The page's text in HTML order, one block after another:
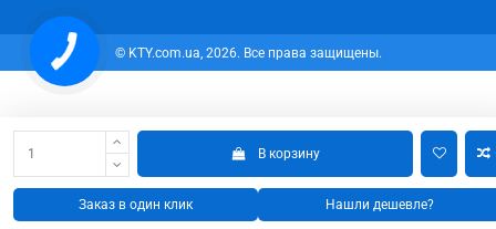
В корзину
Заказ в один клик Нашли дешевле?
© KTY.com.ua, 2026. Все права защищены.